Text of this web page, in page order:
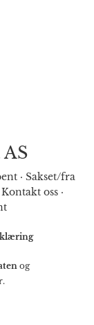
· Sakset/fra
Kontakt oss·
og